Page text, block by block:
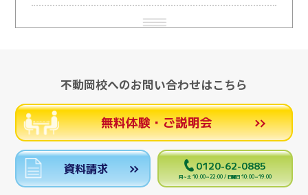
不動岡校へのお問い合わせはこちら
無料体験・ご説明会
資料請求 0120-62-0885
月～土 10:00～22:00 / 日曜日 10:00～19:00